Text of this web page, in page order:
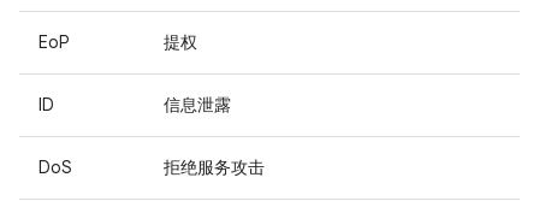
EoP 提权
ID 信息泄露
DoS 拒绝服务攻击